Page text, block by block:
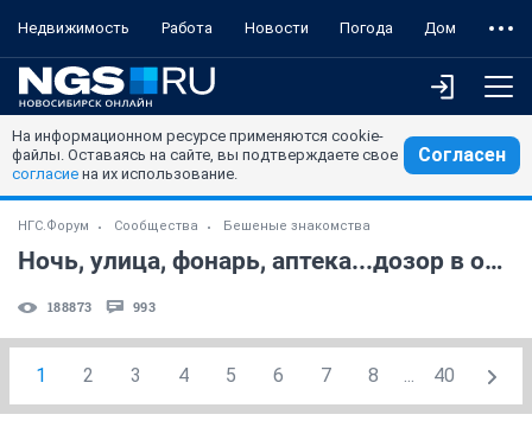
Недвижимость Работа Новости Погода Дом
На информационном ресурсе применяются cookie-
файлы. Оставаясь на сайте, вы подтверждаете свое
согласие на их использование.
Согласен
НГС.Форум Сообщества Бешеные знакомства
Ночь, улица, фонарь, аптека...дозор в общем
188873 993
1 2 3 4 5 6 7 8 ... 40